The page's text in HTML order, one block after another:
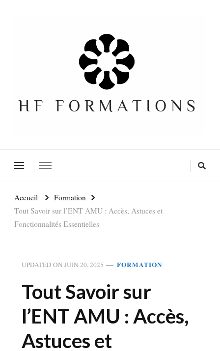
Accueil
Formation
Tout Savoir sur l’ENT AMU : Accès, Astuces et
Fonctionnalités Essentielles
UPDATED ON JUIN 20, 2025 FORMATION
Tout Savoir sur
l’ENT AMU : Accès,
Astuces et